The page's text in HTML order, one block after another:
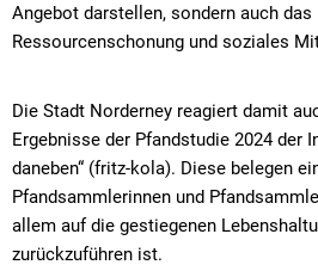
Angebot darstellen, sondern auch
Ressourcenschonung und soziales
Die Stadt Norderney reagiert damit
Ergebnisse der Pfandstudie 2024 der
daneben“ (fritz-kola). Diese belegen
Pfandsammlerinnen und
allem auf die gestiegenen
zurückzuführen ist.